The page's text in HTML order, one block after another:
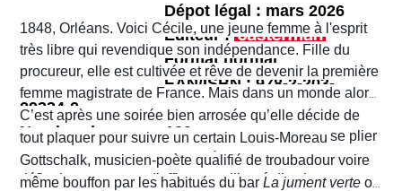
Dépot légal : mars 2026
Editeur :
Format normal
EAN/ISBN : 978-2-203-
29334-2
Nombre de pages :120
1848, Orléans. Voici Cécile, une jeune femme à l'esprit
très libre qui revendique son indépendance. Fille du
procureur, elle est cultivée et rêve de devenir la première
femme magistrate de France. Mais dans un monde alors
très machiste, elle est confrontée à une institution
judiciaire exclusivement masculine. Refusant de se plier
aux conventions sociales de l'époque, elle ne cesse de
défier les normes et d’affirmer sa liberté d’action en
C’est après une soirée bien arrosée qu’elle décide de
tout plaquer pour suivre un certain Louis-Moreau
Gottschalk, musicien-poète qualifié de troubadour voire
même bouffon par les habitués du bar La jument verte où